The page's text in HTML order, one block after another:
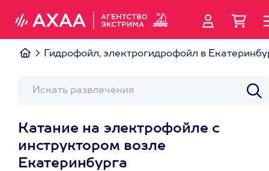
Гидрофойл, электрогидрофойл в
Катание на электрофойле с
инструктором возле
Екатеринбурга